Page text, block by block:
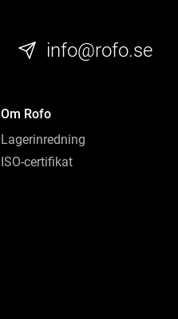
info@rofo.se
Om Rofo
Lagerinredning
ISO-certifikat